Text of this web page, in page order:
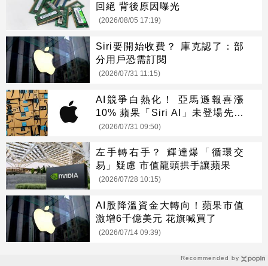
Recommended by
回絕 背後原因曝光
(2026/08/05 17:19)
Siri要開始收費？ 庫克認了：部
分用戶恐需訂閱
(2026/07/31 11:15)
AI競爭白熱化！ 亞馬遜報喜漲
10% 蘋果「Siri AI」未登場先摔
8%
(2026/07/31 09:50)
左手轉右手？ 輝達爆「循環交
易」疑慮 市值龍頭拱手讓蘋果
(2026/07/28 10:15)
AI股降溫資金大轉向！蘋果市值
激增6千億美元 花旗喊買了
(2026/07/14 09:39)